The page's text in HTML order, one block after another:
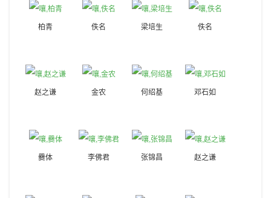
柏青 佚名 梁培生 佚名
赵之谦 金农 何绍基 邓石如
爨体 李佛君 张锦昌 赵之谦